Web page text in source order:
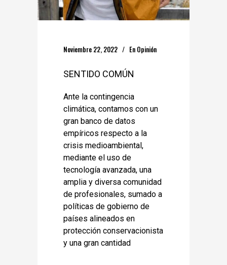
Noviembre 22, 2022 En Opinión
SENTIDO COMÚN
Ante la contingencia
climática, contamos con un
gran banco de datos
empíricos respecto a la
crisis medioambiental,
mediante el uso de
tecnología avanzada, una
amplia y diversa comunidad
de profesionales, sumado a
políticas de gobierno de
países alineados en
protección conservacionista
y una gran cantidad